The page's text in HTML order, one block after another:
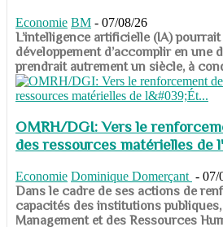
Economie BM - 07/08/26
​​​​​​​L’intelligence artificielle (IA)
développement d’accomplir en une
prendrait autrement un siècle, à
OMRH/DGI: Vers le
des ressources matérielles de
Economie Dominique Domerçant - 07/
Dans le cadre de ses actions de
capacités des institutions
Management et des Ressources